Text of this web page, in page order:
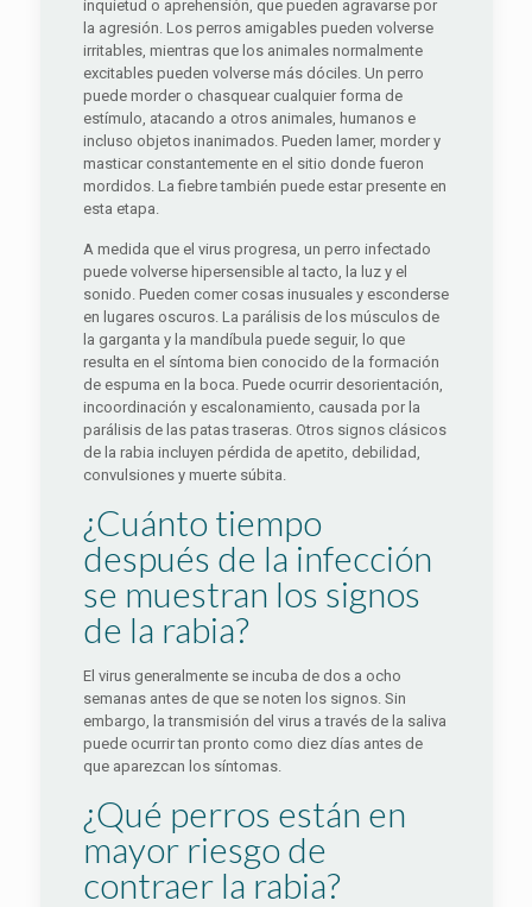
inquietud o aprehensión, que pueden agravarse por
la agresión. Los perros amigables pueden volverse
irritables, mientras que los animales normalmente
excitables pueden volverse más dóciles. Un perro
puede morder o chasquear cualquier forma de
estímulo, atacando a otros animales, humanos e
incluso objetos inanimados. Pueden lamer, morder y
masticar constantemente en el sitio donde fueron
mordidos. La fiebre también puede estar presente en
esta etapa.
A medida que el virus progresa, un perro infectado
puede volverse hipersensible al tacto, la luz y el
sonido. Pueden comer cosas inusuales y esconderse
en lugares oscuros. La parálisis de los músculos de
la garganta y la mandíbula puede seguir, lo que
resulta en el síntoma bien conocido de la formación
de espuma en la boca. Puede ocurrir desorientación,
incoordinación y escalonamiento, causada por la
parálisis de las patas traseras. Otros signos clásicos
de la rabia incluyen pérdida de apetito, debilidad,
convulsiones y muerte súbita.
¿Cuánto tiempo
después de la infección
se muestran los signos
de la rabia?
El virus generalmente se incuba de dos a ocho
semanas antes de que se noten los signos. Sin
embargo, la transmisión del virus a través de la saliva
puede ocurrir tan pronto como diez días antes de
que aparezcan los síntomas.
¿Qué perros están en
mayor riesgo de
contraer la rabia?